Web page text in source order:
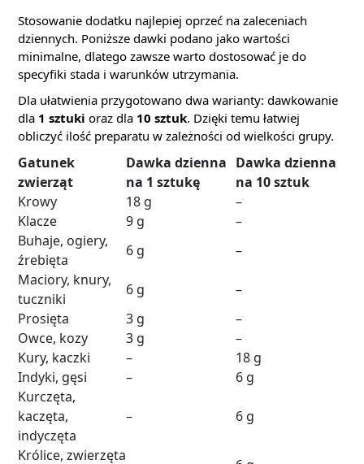
Stosowanie dodatku najlepiej oprzeć na zaleceniach
dziennych. Poniższe dawki podano jako wartości
minimalne, dlatego zawsze warto dostosować je do
specyfiki stada i warunków utrzymania.
Dla ułatwienia przygotowano dwa warianty: dawkowanie
dla 1 sztuki oraz dla 10 sztuk. Dzięki temu łatwiej
obliczyć ilość preparatu w zależności od wielkości grupy.
Gatunek
zwierząt
Dawka dzienna
na 1 sztukę
Dawka dzienna
na 10 sztuk
Krowy
18 g
–
Klacze
9 g
–
Buhaje, ogiery,
źrebięta
6 g
–
Maciory, knury,
tuczniki
6 g
–
Prosięta
3 g
–
Owce, kozy
3 g
–
Kury, kaczki
–
18 g
Indyki, gęsi
–
6 g
Kurczęta,
kaczęta,
indyczęta
– 6 g
Królice, zwierzęta